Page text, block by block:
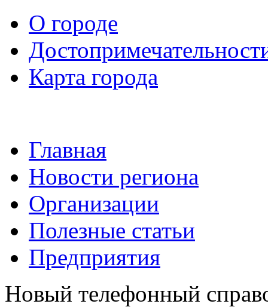
О городе
Карта города
Главная
Новости региона
Организации
Полезные статьи
Предприятия
Новый телефонный